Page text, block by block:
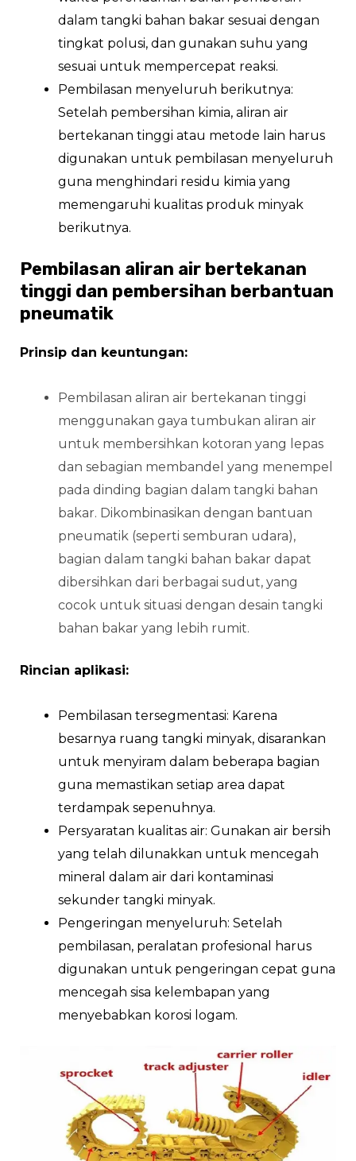
dalam tangki bahan bakar sesuai dengan
tingkat polusi, dan gunakan suhu yang
sesuai untuk mempercepat reaksi.
Pembilasan menyeluruh berikutnya:
Setelah pembersihan kimia, aliran air
bertekanan tinggi atau metode lain harus
digunakan untuk pembilasan menyeluruh
guna menghindari residu kimia yang
memengaruhi kualitas produk minyak
berikutnya.
Pembilasan aliran air bertekanan
tinggi dan pembersihan berbantuan
pneumatik
Prinsip dan keuntungan:
Pembilasan aliran air bertekanan tinggi
menggunakan gaya tumbukan aliran air
untuk membersihkan kotoran yang lepas
dan sebagian membandel yang menempel
pada dinding bagian dalam tangki bahan
bakar. Dikombinasikan dengan bantuan
pneumatik (seperti semburan udara),
bagian dalam tangki bahan bakar dapat
dibersihkan dari berbagai sudut, yang
cocok untuk situasi dengan desain tangki
bahan bakar yang lebih rumit.
Rincian aplikasi:
Pembilasan tersegmentasi: Karena
besarnya ruang tangki minyak, disarankan
untuk menyiram dalam beberapa bagian
guna memastikan setiap area dapat
terdampak sepenuhnya.
Persyaratan kualitas air: Gunakan air bersih
yang telah dilunakkan untuk mencegah
mineral dalam air dari kontaminasi
sekunder tangki minyak.
Pengeringan menyeluruh: Setelah
pembilasan, peralatan profesional harus
digunakan untuk pengeringan cepat guna
mencegah sisa kelembapan yang
menyebabkan korosi logam.